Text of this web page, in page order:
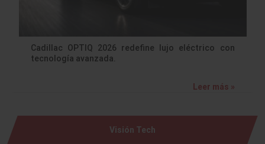
Cadillac OPTIQ 2026 redefine lujo eléctrico con
tecnología avanzada.
Leer más »
Visión Tech